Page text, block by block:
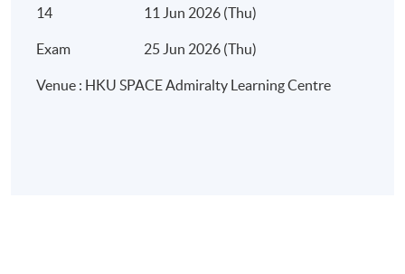
14 11 Jun 2026 (Thu)
Exam 25 Jun 2026 (Thu)
Venue : HKU SPACE Admiralty Learning Centre